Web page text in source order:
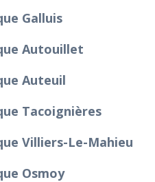
Galluis
Autouillet
Auteuil
Tacoignières
Villiers-Le-Mahieu
Osmoy